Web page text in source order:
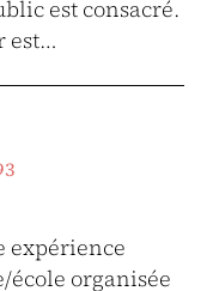
est consacré.
est…
expérience
organisée